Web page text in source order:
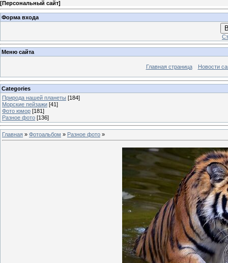
[Персональный сайт]
Форма входа
Меню сайта
Главная страница Новости
Categories
Природа нашей планеты [184]
Морские пейзажи [41]
Фото юмор [181]
Разное фото [136]
Главная » Фотоальбом » Разное фото »